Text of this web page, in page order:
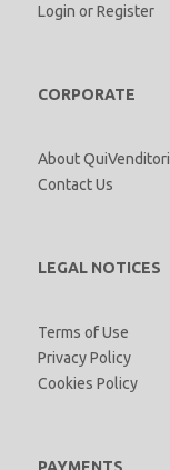
Login orRegister
CORPORATE
About QuiVenditori
Contact Us
LEGAL NOTICES
Terms of Use
Privacy Policy
Cookies Policy
PAYMENTS